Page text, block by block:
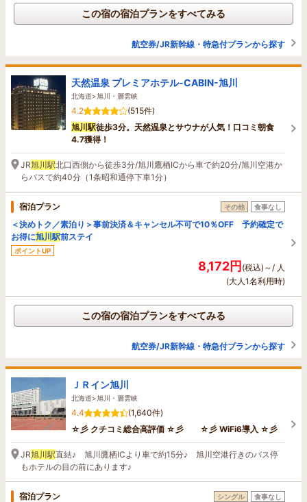
この宿の宿泊プランをすべてみる
航空券/JR新幹線・特急付プランから探す
天然温泉 プレミアホテル-CABIN-旭川
北海道>旭川・層雲峡
4.2
(515件)
旭川駅徒歩3分。天然温泉とサウナが人気！口コミ朝食
4.7獲得！
JR旭川駅北口西側から徒歩3分/旭川鷹栖ICから車で約20分/旭川空港か
らバスで約40分（1条昭和通停下車1分）
宿泊プラン その他 食事なし
＜決めトク／素泊り＞事前決済＆キャンセル不可で10％OFF 予約確定で
お得に旭川駅前ステイ
ポイントUP
8,172円(税込)～/ 人
(大人1名利用時)
この宿の宿泊プランをすべてみる
航空券/JR新幹線・特急付プランから探す
ＪＲイン旭川
北海道>旭川・層雲峡
4.4
(1,640件)
☆彡 クチコミ総合高評価 ☆彡 ☆彡 WiFi6導入 ☆彡
JR旭川駅直結♪ 旭川鷹栖ICより車で約15分♪ 旭川空港行きのバス停
もホテルの目の前にあります♪
宿泊プラン シングル 食事なし